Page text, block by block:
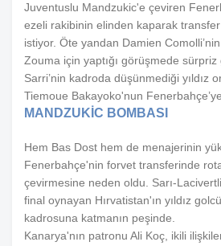
Juventuslu Mandzukic'e çeviren
ezeli rakibinin elinden kaparak transfer
istiyor. Öte yandan Damien
Zouma için yaptığı görüşmede sürpriz
Sarri’nin kadroda düşünmediği yıldız
Tiemoue Bakayoko'nun
MANDZUKİC BOMBASI
Hem Bas Dost hem de menajerinin
Fenerbahçe'nin forvet transferinde
çevirmesine neden oldu. Sarı-
final oynayan Hırvatistan'ın yıldız
kadrosuna katmanın peşinde.
Kanarya'nın patronu Ali Koç, ikili